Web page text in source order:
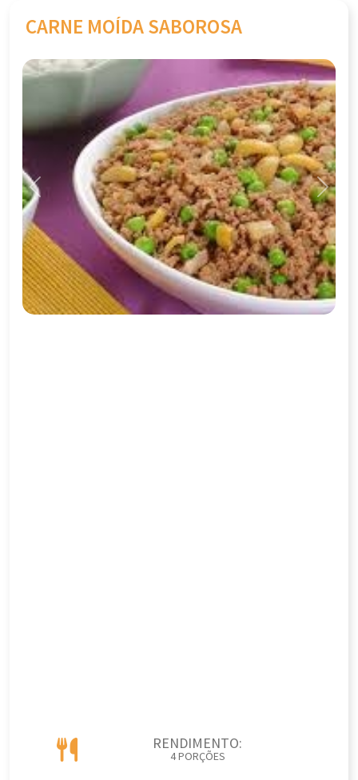
CARNE MOÍDA SABOROSA
Previous Next
RENDIMENTO:
4 PORÇÕES